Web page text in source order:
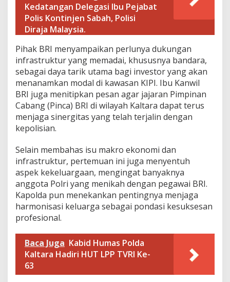
u
n
a
Kedatangan Delegasi Ibu Pejabat
Polis Kontinjen Sabah, Polisi
Diraja Malaysia.
​Pihak BRI menyampaikan perlunya dukungan
infrastruktur yang memadai, khususnya bandara,
sebagai daya tarik utama bagi investor yang akan
menanamkan modal di kawasan KIPI. Ibu Kanwil
BRI juga menitipkan pesan agar jajaran Pimpinan
Cabang (Pinca) BRI di wilayah Kaltara dapat terus
menjaga sinergitas yang telah terjalin dengan
kepolisian.
​Selain membahas isu makro ekonomi dan
infrastruktur, pertemuan ini juga menyentuh
aspek kekeluargaan, mengingat banyaknya
anggota Polri yang menikah dengan pegawai BRI.
Kapolda pun menekankan pentingnya menjaga
harmonisasi keluarga sebagai pondasi kesuksesan
profesional.
Baca Juga Kabid Humas Polda
Kaltara Hadiri HUT LPP TVRI Ke-
63